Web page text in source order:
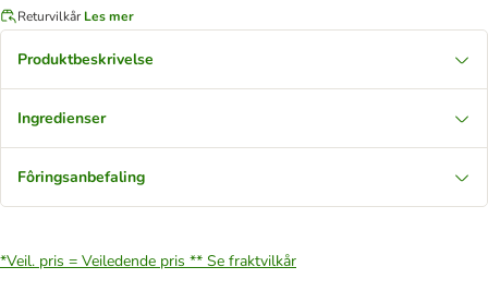
Returvilkår Les mer
Produktbeskrivelse
Ingredienser
Fôringsanbefaling
*Veil. pris = Veiledende pris ** Se fraktvilkår